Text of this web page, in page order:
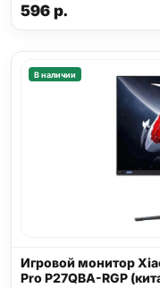
596р.
В наличии
Игровой монитор
Pro P27QBA-RGP